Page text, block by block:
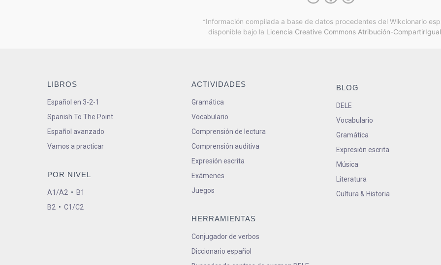
*Información compilada a base de datos procedentes del Wikcionario
disponible bajo la Licencia Creative Commons Atribución-
LIBROS
Español en 3-2-1
Spanish To The Point
Español avanzado
Vamos a practicar
POR NIVEL
A1/A2 • B1
B2 • C1/C2
ACTIVIDADES
Gramática
Vocabulario
Comprensión de lectura
Comprensión auditiva
Expresión escrita
Exámenes
Juegos
HERRAMIENTAS
Conjugador de verbos
Diccionario español
BLOG
DELE
Vocabulario
Gramática
Expresión escrita
Música
Literatura
Cultura & Historia